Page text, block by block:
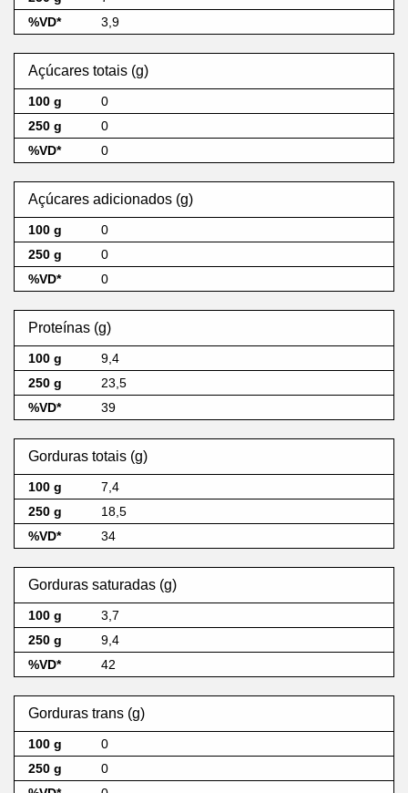
3,9
Açúcares totais (g)
0
0
0
Açúcares adicionados (g)
0
0
0
Proteínas (g)
9,4
23,5
39
Gorduras totais (g)
7,4
18,5
34
Gorduras saturadas (g)
3,7
9,4
42
Gorduras trans (g)
0
0